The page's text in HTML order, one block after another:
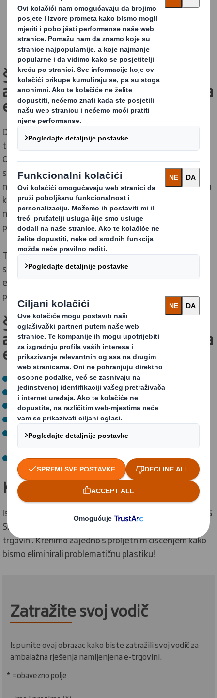
Što je to DS Smithov vodič za
ambalažna rješenja namijenjena
e-trgovini?
DS Smithov vodič namijenjen je svim kategorijama e-
trgovine te je u potpunosti besplatan za preuzimanje.
Online trgovcima na malo i robnim markama koji među
svoje kupce ubrajaju ekološki osviještene potrošače
nudi niz korisnih materijala koji će ih voditi u prijelazu na
kružno gospodarstvo, te također nudi savjete kako im
naši stručnjaci mogu pomoći da pronađu alternative
plastici.
Također uključuje zanimljive uvide, trendove i
specifična ambalažna rješenja DS Smitha namijenjena
e-trgovini, koja će vam pomoći u uklanjanju
problematične plastike.
Što sadrži DS Smithov vodič za
ambalažna rješenja namijenjena
e-trgovini?
Porast (ekoloških) izazova
Činjenice o problematičnoj plastici
Predstojeće promjene za plastičnu ambalažu
Trendove
Put do 100% reciklirajuće ambalaže namijenjene e-
trgovini
Naša ambalažna rješenja
Kako možete preuzeti vodič?
Ispunite obrazac u nastavku kako biste zatražili svoj DS
Smith vodič
za ambalažna rješenja namijenjena e-
trgovini.Krenimo zajedno s proljetnim čišćenjem kako
bismo eliminirali problematičnu plastiku!
Zatražite svoj vodič
Ispunite ovaj obrazac kako biste zatražili svoj vodič za
ambalažna rješenja namijenjena e-trgovini.
* =obavezno polje